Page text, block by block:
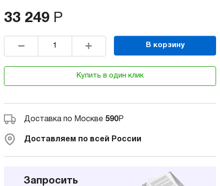
33 249 Р
В корзину
Купить в один клик
Доставка по Москве 590Р
Доставляем по всей России
Запросить